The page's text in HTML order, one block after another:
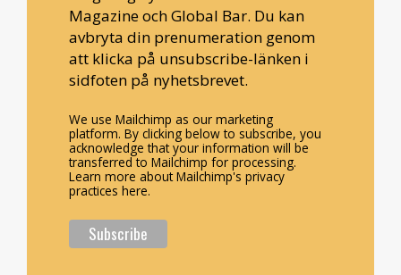
Magazine och Global Bar. Du kan
avbryta din prenumeration genom
att klicka på unsubscribe-länken i
sidfoten på nyhetsbrevet.
We use Mailchimp as our marketing
platform. By clicking below to subscribe, you
acknowledge that your information will be
transferred to Mailchimp for processing.
Learn more about Mailchimp's privacy
practices here.